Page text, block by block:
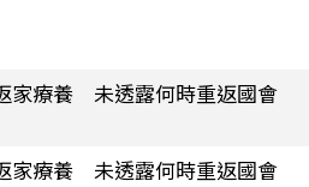
家療養 未透露何時重返國會
家療養 未透露何時重返國會